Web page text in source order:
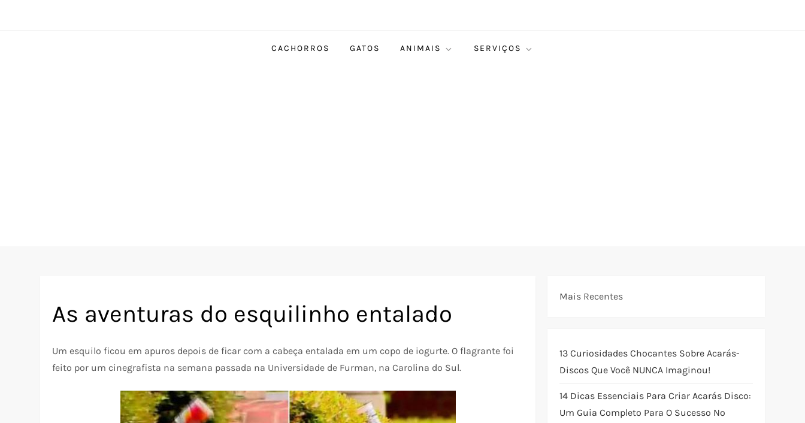
CACHORROS GATOS ANIMAIS SERVIÇOS
As aventuras do esquilinho entalado
Um esquilo ficou em apuros depois de ficar com a cabeça entalada em um copo de iogurte. O flagrante foi
feito por um cinegrafista na semana passada na Universidade de Furman, na Carolina do Sul.
Mais Recentes
13 Curiosidades Chocantes Sobre Acarás-
Discos Que Você NUNCA Imaginou!
14 Dicas Essenciais Para Criar Acarás Disco:
Um Guia Completo Para O Sucesso No